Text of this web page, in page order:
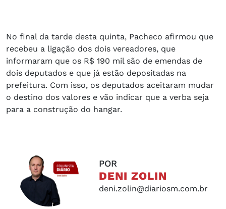
No final da tarde desta quinta, Pacheco afirmou que
recebeu a ligação dos dois vereadores, que
informaram que os R$ 190 mil são de emendas de
dois deputados e que já estão depositadas na
prefeitura. Com isso, os deputados aceitaram mudar
o destino dos valores e vão indicar que a verba seja
para a construção do hangar.
POR
DENI ZOLIN
deni.zolin@diariosm.com.br